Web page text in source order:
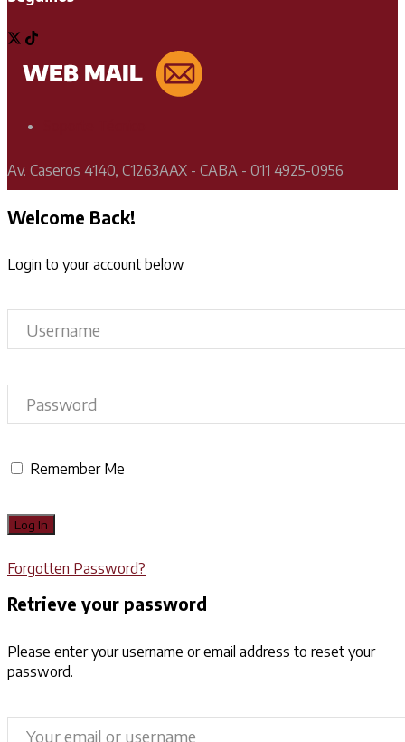
Av. Caseros 4140, C1263AAX - CABA - 011 4925-0956
Welcome Back!
Login to your account below
Remember Me
Forgotten Password?
Retrieve your password
Please enter your username or email address to reset your
password.